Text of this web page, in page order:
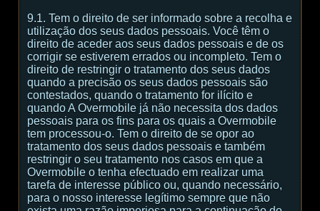
9.1. Tem o direito de ser informado sobre a recolha e
utilização dos seus dados pessoais. Você têm o
direito de aceder aos seus dados pessoais e de os
corrigir se estiverem errados ou incompleto. Tem o
direito de restringir o tratamento dos seus dados
quando a precisão os seus dados pessoais são
contestados, quando o tratamento for ilícito e
quando A Overmobile já não necessita dos dados
pessoais para os fins para os quais a Overmobile
tem processou-o. Tem o direito de se opor ao
tratamento dos seus dados pessoais e também
restringir o seu tratamento nos casos em que a
Overmobile o tenha efectuado em realizar uma
tarefa de interesse público ou, quando necessário,
para o nosso interesse legítimo sempre que não